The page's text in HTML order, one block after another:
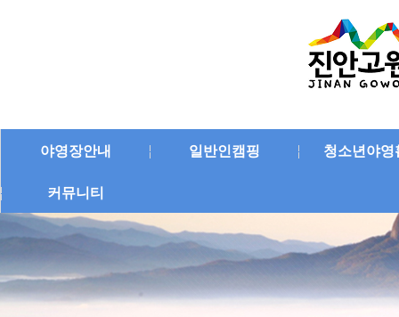
야영장안내 일반인캠핑 청소년야영
커뮤니티